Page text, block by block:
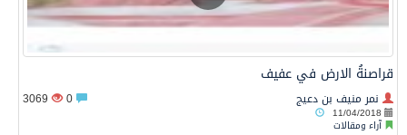
قراصنةُ الارض في عفيف
نمر منيف بن دعيج
11/04/2018
آراء ومقالات
3069